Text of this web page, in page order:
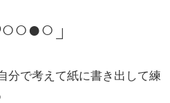
」
分で考えて紙に書き出して練